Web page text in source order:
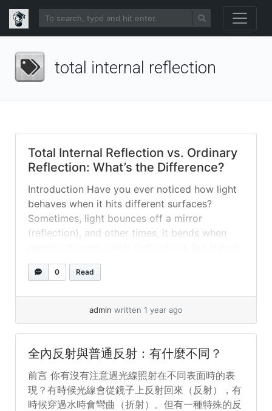
total internal reflection
Total Internal Reflection vs. Ordinary
Reflection: What’s the Difference?
Introduction Have you ever noticed how light
behaves when it hits different surfaces?
Sometimes, light bounces off a mirror
(reflection), and other times, it bends when
a special kind of reflection called total internal
reflection (TIR) that works differently from
these two? Let’s explore! What... »
0 Read
admin written 1 year ago
全內反射與普通反射：有什麼不同？
前言 你有沒有注意過光線照射在不同表面時的表
現？有時候光線會從鏡子上反射回來（反射），有
時候穿過水時會彎曲（折射）。但有一種特殊的反